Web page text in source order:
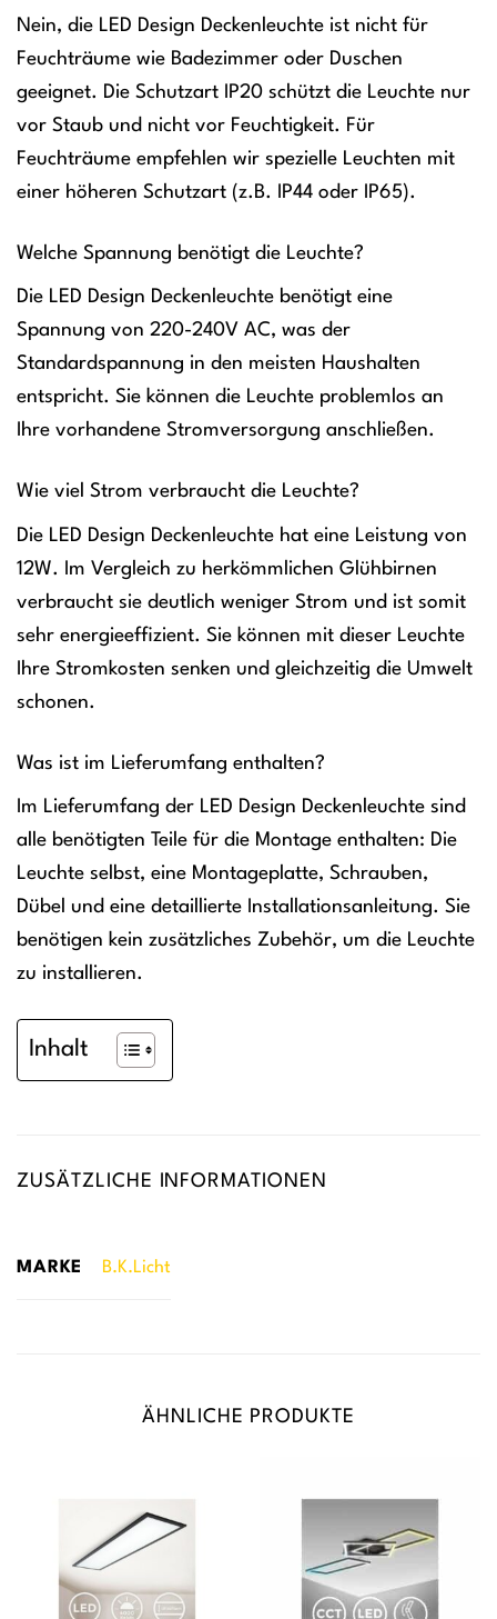
Nein, die LED Design Deckenleuchte ist nicht für
Feuchträume wie Badezimmer oder Duschen
geeignet. Die Schutzart IP20 schützt die Leuchte nur
vor Staub und nicht vor Feuchtigkeit. Für
Feuchträume empfehlen wir spezielle Leuchten mit
einer höheren Schutzart (z.B. IP44 oder IP65).
Welche Spannung benötigt die Leuchte?
Die LED Design Deckenleuchte benötigt eine
Spannung von 220-240V AC, was der
Standardspannung in den meisten Haushalten
entspricht. Sie können die Leuchte problemlos an
Ihre vorhandene Stromversorgung anschließen.
Wie viel Strom verbraucht die Leuchte?
Die LED Design Deckenleuchte hat eine Leistung von
12W. Im Vergleich zu herkömmlichen Glühbirnen
verbraucht sie deutlich weniger Strom und ist somit
sehr energieeffizient. Sie können mit dieser Leuchte
Ihre Stromkosten senken und gleichzeitig die Umwelt
schonen.
Was ist im Lieferumfang enthalten?
Im Lieferumfang der LED Design Deckenleuchte sind
alle benötigten Teile für die Montage enthalten: Die
Leuchte selbst, eine Montageplatte, Schrauben,
Dübel und eine detaillierte Installationsanleitung. Sie
benötigen kein zusätzliches Zubehör, um die Leuchte
zu installieren.
Inhalt
ZUSÄTZLICHE INFORMATIONEN
MARKE B.K.Licht
ÄHNLICHE PRODUKTE